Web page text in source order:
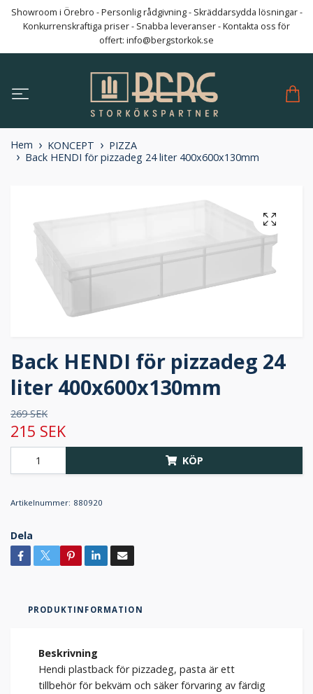
Showroom i Örebro - Personlig rådgivning - Skräddarsydda lösningar -
Konkurrenskraftiga priser - Snabba leveranser - Kontakta oss för
offert: info@bergstorkok.se
Hem KONCEPT
PIZZA
Back HENDI för pizzadeg 24 liter 400x600x130mm
Back HENDI för pizzadeg 24
liter 400x600x130mm
269 SEK
215 SEK
KÖP
Artikelnummer: 880920
Dela
PRODUKTINFORMATION
Beskrivning
Hendi plastback för pizzadeg, pasta är ett
tillbehör för bekväm och säker förvaring av färdig